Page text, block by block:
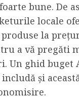
bune. De
locale
la
a vă pregăti
Un ghid buget
și